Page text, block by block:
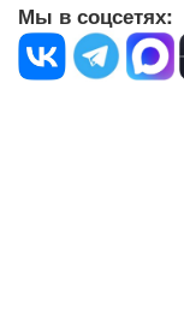
Мы в соцсетях: